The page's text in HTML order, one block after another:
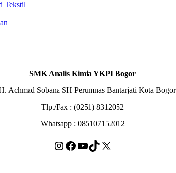
Tekstil
SMK Analis Kimia YKPI Bogor
Achmad Sobana SH Perumnas Bantarjati Kota Bogor
Tlp./Fax : (0251) 8312052
Whatsapp : 085107152012
Instagram
Facebook
YouTube
TikTok
X